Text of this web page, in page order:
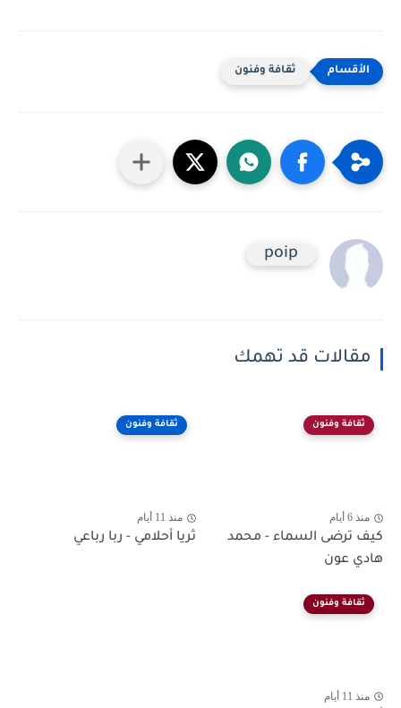
ثقافة وفنون
poip
مقالات قد تهمك
ثقافة وفنون
منذ 6 أيام
كيف ترضى السماء - محمد
هادي عون
ثقافة وفنون
منذ 11 أيام
ثريا أحلامي - ربا رباعي
ثقافة وفنون
منذ 11 أيام